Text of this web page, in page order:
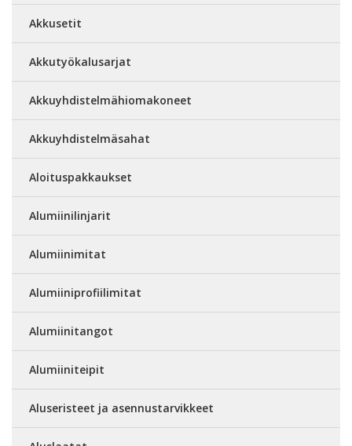
Akkusetit
Akkutyökalusarjat
Akkuyhdistelmähiomakoneet
Akkuyhdistelmäsahat
Aloituspakkaukset
Alumiinilinjarit
Alumiinimitat
Alumiiniprofiilimitat
Alumiinitangot
Alumiiniteipit
Aluseristeet ja asennustarvikkeet